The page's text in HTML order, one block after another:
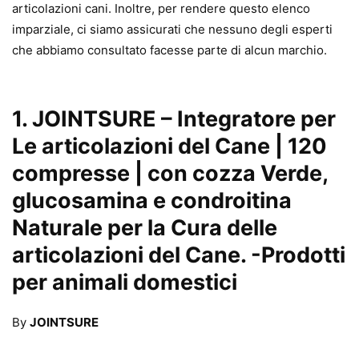
articolazioni cani. Inoltre, per rendere questo elenco
imparziale, ci siamo assicurati che nessuno degli esperti
che abbiamo consultato facesse parte di alcun marchio.
1.JOINTSURE – Integratore per
Le articolazioni del Cane | 120
compresse | con cozza Verde,
glucosamina e condroitina
Naturale per la Cura delle
articolazioni del Cane. -Prodotti
per animali domestici
By JOINTSURE